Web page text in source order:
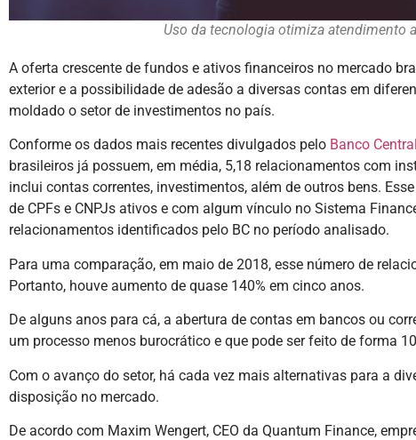
Uso da tecnologia otimiza atendimento
A oferta crescente de fundos e ativos financeiros no mercado
exterior e a possibilidade de adesão a diversas contas em
moldado o setor de investimentos no país.
Conforme os dados mais recentes divulgados pelo Banco Central
brasileiros já possuem, em média, 5,18 relacionamentos com
inclui contas correntes, investimentos, além de outros bens.
de CPFs e CNPJs ativos e com algum vínculo no Sistema
relacionamentos identificados pelo BC no período analisado.
Para uma comparação, em maio de 2018, esse número de
Portanto, houve aumento de quase 140% em cinco anos.
De alguns anos para cá, a abertura de contas em bancos ou
um processo menos burocrático e que pode ser feito de forma
Com o avanço do setor, há cada vez mais alternativas para a
disposição no mercado.
De acordo com Maxim Wengert, CEO da Quantum Finance,